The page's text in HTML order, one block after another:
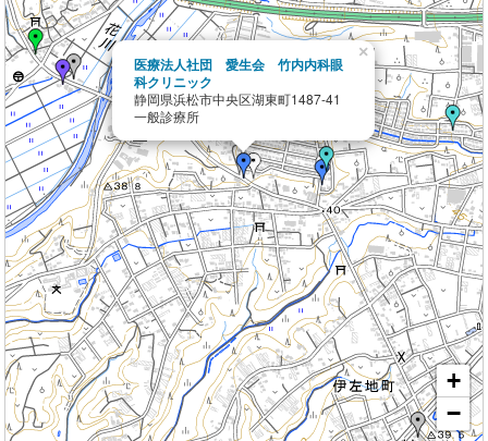
医療法人社団 愛生会 竹内内科眼
科クリニック
静岡県浜松市中央区湖東町1487-41
一般診療所
×
+
−